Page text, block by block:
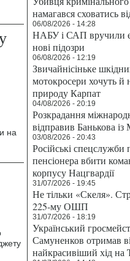
на
намагався сховатись
06/08/2026 - 14:28
НАБУ і САП вручили
нові підозри
06/08/2026 - 12:19
Звичайнісіньке
мотокросери хочуть й
природу Карпат
04/08/2026 - 20:19
Розкрадання
відправив Банькова
03/08/2026 - 20:43
Російські спецслужби
пенсіонера вбити
корпусу Нацгвардії
31/07/2026 - 19:45
Не тільки «Скеля».
225-му ОШП
31/07/2026 - 18:19
Український
Самуненков отримав
найкрасивіший хід на